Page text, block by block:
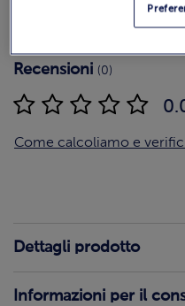
Recensioni (0)
Come calcoliamo e
Dettagli prodotto
Informazioni per il